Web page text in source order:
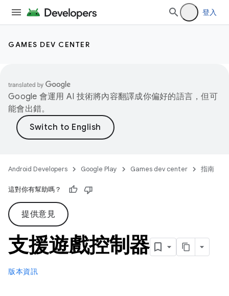
登入
GAMES DEV CENTER
Google 會運用 AI 技術將內容翻譯成你偏好的語言，但可
能會出錯。
Android Developers Google Play Games dev center 指南
這對你有幫助嗎？
提供意見
支援遊戲控制器
版本資訊